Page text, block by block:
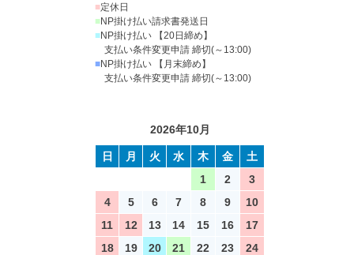
■定休日
■NP掛け払い請求書発送日
■NP掛け払い 【20日締め】
支払い条件変更申請 締切(～13:00)
■NP掛け払い 【月末締め】
支払い条件変更申請 締切(～13:00)
2026年10月
日 月 火 水 木 金
土
1
2
3
4
5 6 7 8 9
10
11
12 13 14 15 16
17
18
19 20 21 22 23
24